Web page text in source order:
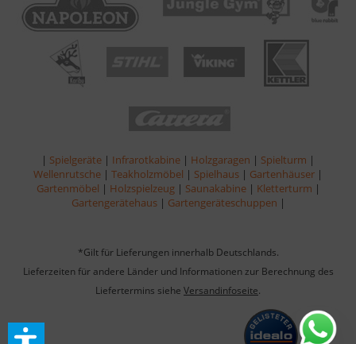
| Spielgeräte | Infrarotkabine | Holzgaragen | Spielturm |
Wellenrutsche | Teakholzmöbel | Spielhaus | Gartenhäuser |
Gartenmöbel | Holzspielzeug | Saunakabine | Kletterturm |
Gartengerätehaus | Gartengeräteschuppen |
*Gilt für Lieferungen innerhalb Deutschlands.
Lieferzeiten für andere Länder und Informationen zur Berechnung des
Liefertermins siehe Versandinfoseite.